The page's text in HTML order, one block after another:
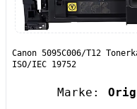
Canon 5095C006/T12
ISO/IEC 19752
Marke: